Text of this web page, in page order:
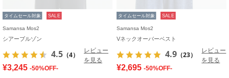
タイムセール対象 SALE
Samansa Mos2
シアーブルゾン
4.5 （4）
レビュー
を見る
¥3,245 -50%OFF-
タイムセール対象 SALE
Samansa Mos2
Vネックオーバーベスト
4.9 （23）
レビュー
を見る
¥2,695 -50%OFF-